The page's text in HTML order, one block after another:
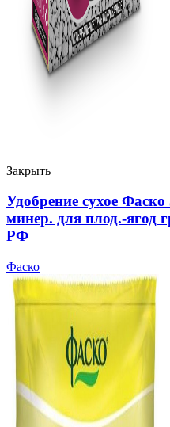
Закрыть
Удобрение сухое
минер. для плод.-ягод
РФ
Фаско